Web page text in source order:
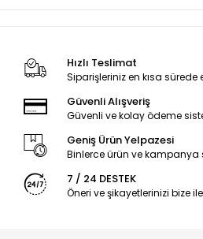
Hızlı Teslimat
Siparişleriniz en kısa sürede
Güvenli Alışveriş
Güvenli ve kolay ödeme
Geniş Ürün Yelpazesi
Binlerce ürün ve kampanya
7 / 24 DESTEK
Öneri ve şikayetlerinizi bize